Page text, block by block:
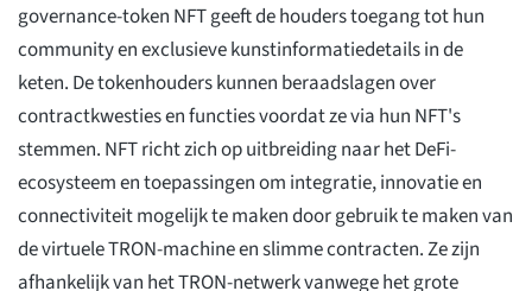
governance-token NFT geeft de houders toegang tot hun
community en exclusieve kunstinformatiedetails in de
keten. De tokenhouders kunnen beraadslagen over
contractkwesties en functies voordat ze via hun NFT's
stemmen. NFT richt zich op uitbreiding naar het DeFi-
ecosysteem en toepassingen om integratie, innovatie en
connectiviteit mogelijk te maken door gebruik te maken van
de virtuele TRON-machine en slimme contracten. Ze zijn
afhankelijk van het TRON-netwerk vanwege het grote